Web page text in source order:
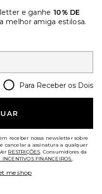
e ganhe 10% DE
melhor amiga estilosa.
Para Receber os Dois
receber nossa newsletter sobre
cancelar a assinatura a qualquer
RESTRIÇÕES. Consumidores da
INCENTIVOS FINANCEIROS..
me shop